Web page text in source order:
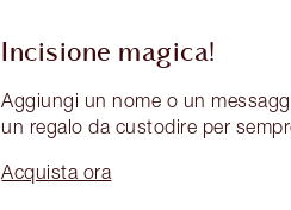
Incisione magica!
Aggiungi un nome o un
un regalo da custodire per
Acquista ora